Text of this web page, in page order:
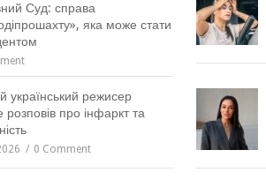
Суд: справа
яка може стати
український режисер
про інфаркт та
0 Comment